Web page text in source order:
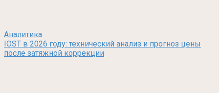
Аналитика
IOST в 2026 году: технический анализ и прогноз цены
после затяжной коррекции